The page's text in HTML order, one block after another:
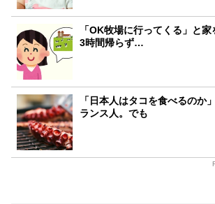
「OK牧場に行ってくる」と
3時間帰らず…
「日本人はタコを食べるのか
ランス人。でも